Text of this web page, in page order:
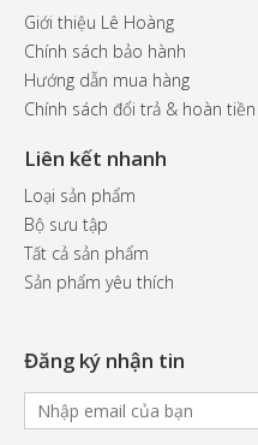
Giới thiệu Lê Hoàng
Chính sách bảo hành
Hướng dẫn mua hàng
Chính sách đổi trả & hoàn tiền
Liên kết nhanh
Loại sản phẩm
Bộ sưu tập
Tất cả sản phẩm
Sản phẩm yêu thích
Đăng ký nhận tin